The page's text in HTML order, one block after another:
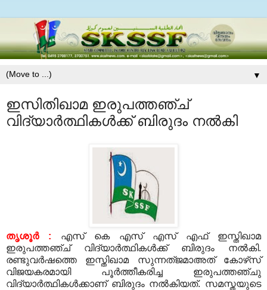
▼
ഇസിതിഖാമ ഇരുപത്തഞ്ച്
വിദ്യാര്‍ത്ഥികള്‍ക്ക് ബിരുദം നല്‍കി
തൃശൂര്‍ : എസ് കെ എസ് എസ് എഫ് ഇസ്തിഖാമ
ഇരുപത്തഞ്ച് വിദ്യാര്‍ത്ഥികള്‍ക്ക് ബിരുദം നല്‍കി.
രണ്ടുവര്‍ഷത്തെ ഇസ്തിഖാമ സുന്നത്ജമാഅത് കോഴ്‌സ്
വിജയകരമായി പൂര്‍ത്തീകരിച്ച ഇരുപത്തഞ്ചു
വിദ്യാര്‍ത്ഥികള്‍ക്കാണ് ബിരുദം നല്‍കിയത്. സമസ്തയുടെ